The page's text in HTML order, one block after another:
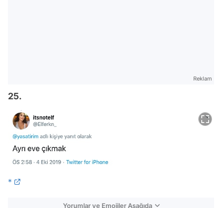
Reklam
25.
*
Yorumlar ve Emojiler Aşağıda